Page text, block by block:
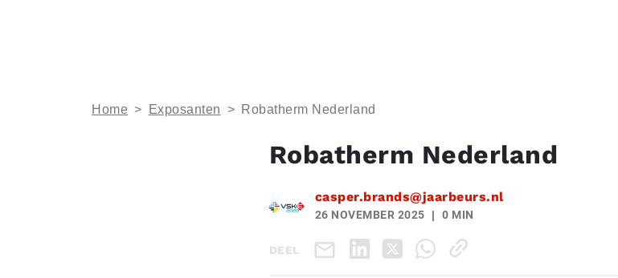
Home > Exposanten > Robatherm Nederland
Robatherm Nederland
casper.brands@jaarbeurs.nl
26 NOVEMBER 2025 0 MIN
DEEL